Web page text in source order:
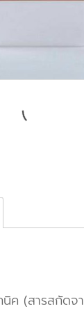
ค (สารสกัดจ